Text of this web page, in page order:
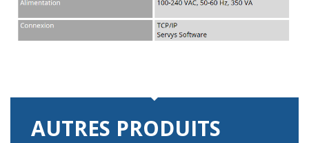
AUTRES PRODUITS